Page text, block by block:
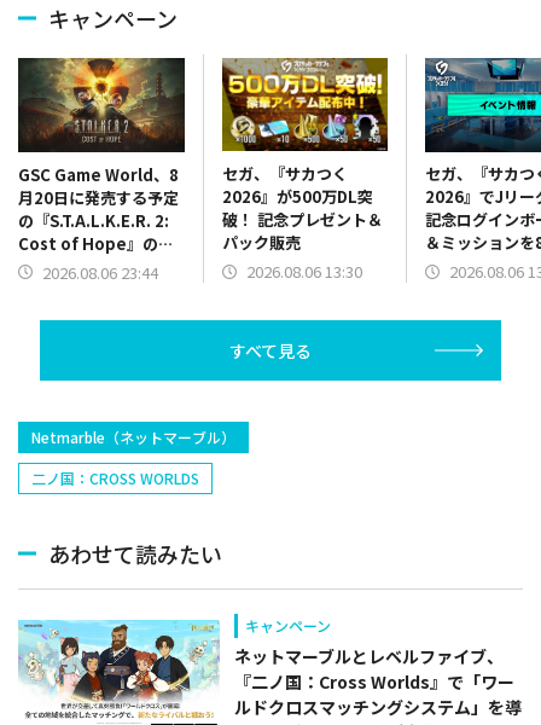
キャンペーン
GSC Game World、8
月20日に発売する予定
の『S.T.A.L.K.E.R. 2:
Cost of Hope』のロ
ケーションを紹介する
2026.08.06 23:44
セガ、『サカつく
2026』が500万DL突
破！ 記念プレゼント＆
パック販売
2026.08.06 13:30
セガ、『サカつ
2026』でJリー
記念ログインボ
＆ミッション
13時より開催
2026.08.06
すべて見る
​Netmarble（ネットマーブル）
二ノ国：CROSS WORLDS
あわせて読みたい
キャンペーン
ネットマーブルとレベルファイブ、
『二ノ国：Cross Worlds』で「ワー
ルドクロスマッチングシステム」を導